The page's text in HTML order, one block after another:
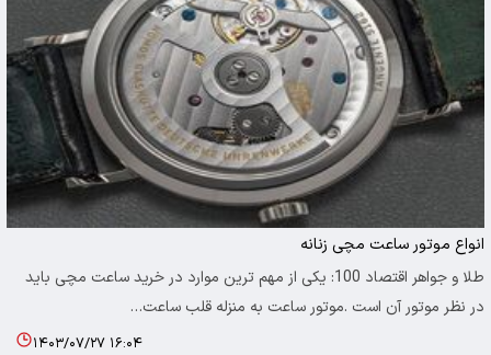
انواع موتور ساعت مچی زنانه
طلا و جواهر اقتصاد 100: یکی از مهم ترین موارد در خرید ساعت مچی باید
در نظر موتور آن است .موتور ساعت به منزله قلب ساعت…
۱۴۰۳/۰۷/۲۷ ۱۶:۰۴